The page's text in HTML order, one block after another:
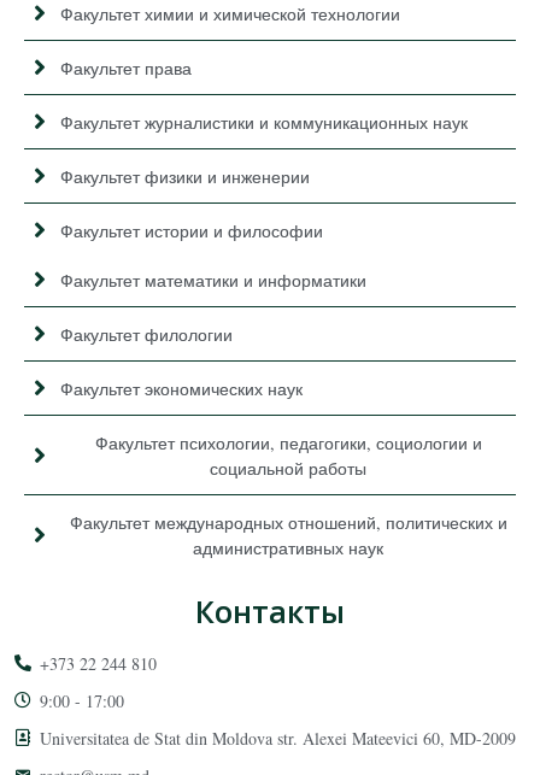
Факультет химии и химической технологии
Факультет права
Факультет журналистики и коммуникационных наук
Факультет физики и инженерии
Факультет истории и философии
Факультет математики и информатики
Факультет филологии
Факультет экономических наук
Факультет психологии, педагогики, социологии и
социальной работы
Факультет международных отношений, политических и
административных наук
Контакты
+373 22 244 810
9:00 - 17:00
Universitatea de Stat din Moldova str. Alexei Mateevici 60, MD-2009